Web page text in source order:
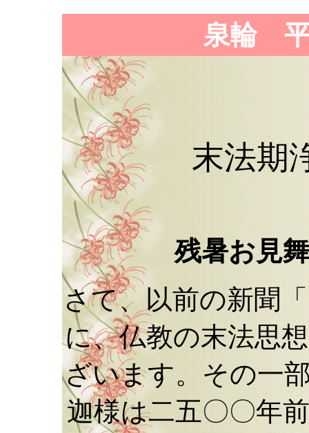
泉輪 平
末法期
残暑お見
さて、以前の新聞
に、仏教の末法思
ざいます。その一
迦様は二五〇〇年